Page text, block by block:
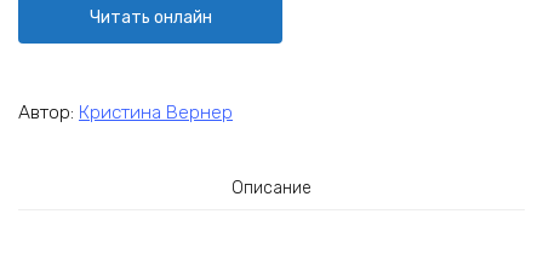
Читать онлайн
Автор: Кристина Вернер
Описание